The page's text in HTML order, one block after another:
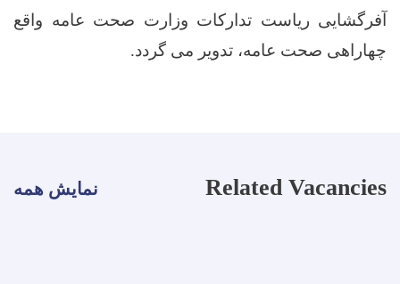
آفرگشایی ریاست تدارکات وزارت صحت عامه واقع
چهاراهی صحت عامه، تدویر می گردد.
Related Vacancies نمایش همه